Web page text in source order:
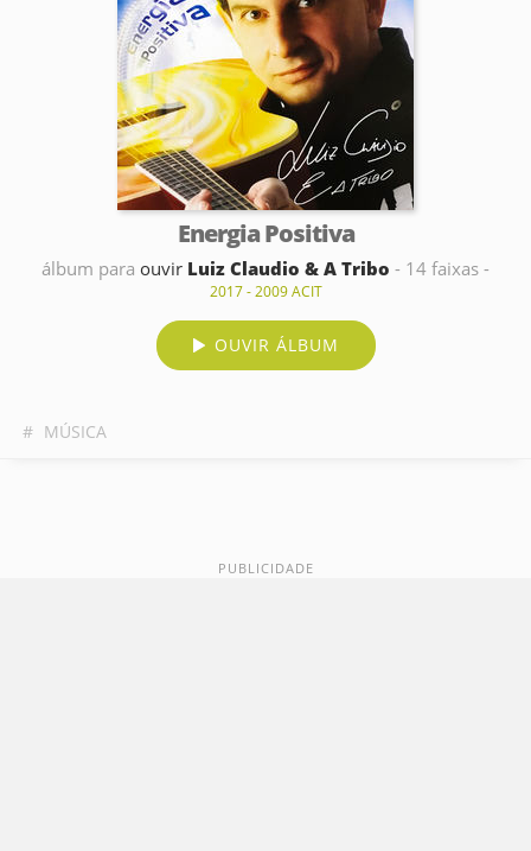
Energia Positiva
álbum para ouvir Luiz Claudio & A Tribo - 14 faixas -
2017 - 2009 ACIT
OUVIR ÁLBUM
# MÚSICA